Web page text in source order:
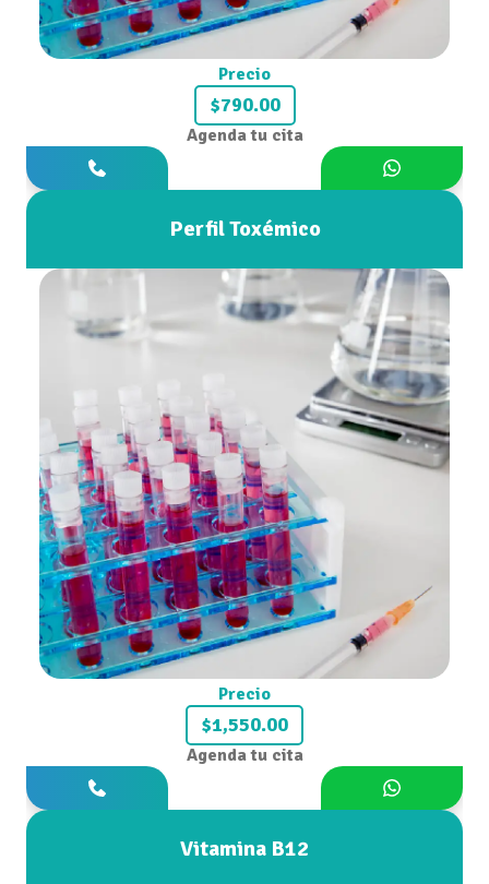
Precio
$790.00
Agenda tu cita
Perfil Toxémico
Precio
$1,550.00
Agenda tu cita
Vitamina B12